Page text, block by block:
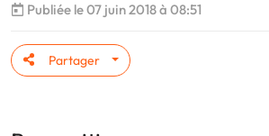
Publiée le 07 juin 2018 à 08:51
Partager